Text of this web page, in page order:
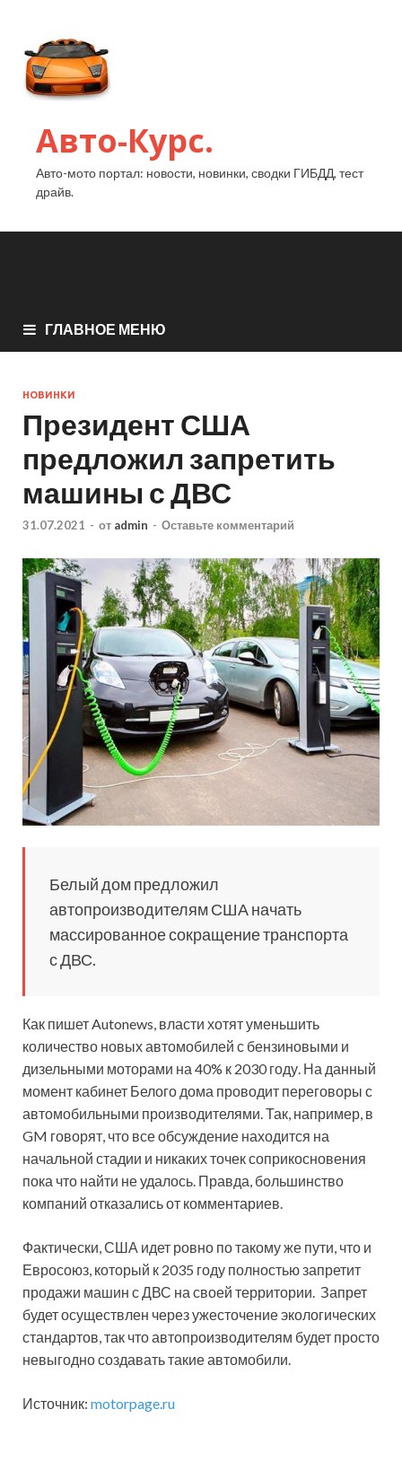
Авто-Курс.
Авто-мото портал: новости, новинки, сводки ГИБДД, тест
драйв.
ГЛАВНОЕ МЕНЮ
НОВИНКИ
Президент США
предложил запретить
машины с ДВС
31.07.2021 - от admin - Оставьте комментарий
Белый дом предложил
автопроизводителям США начать
массированное сокращение транспорта
с ДВС.
Как пишет Autonews, власти хотят уменьшить
количество новых автомобилей с бензиновыми и
дизельными моторами на 40% к 2030 году. На данный
момент кабинет Белого дома проводит переговоры с
автомобильными производителями. Так, например, в
GM говорят, что все обсуждение находится на
начальной стадии и никаких точек соприкосновения
пока что найти не удалось. Правда, большинство
компаний отказались от комментариев.
Фактически, США идет ровно по такому же пути, что и
Евросоюз, который к 2035 году полностью запретит
продажи машин с ДВС на своей территории. Запрет
будет осуществлен через ужесточение экологических
стандартов, так что автопроизводителям будет просто
невыгодно создавать такие автомобили.
Источник: motorpage.ru